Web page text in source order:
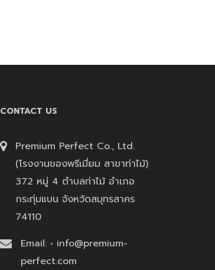
CONTACT US
Premium Perfect Co., Ltd.
(โรงงานของพรีเมี่ยม สาขาท่าไม้)
372 หมู่ 4 ตำบลท่าไม้ อำเภอ
กระทุ่มแบน จังหวัดสมุทรสาคร
74110
Email: • info@premium-
perfect.com